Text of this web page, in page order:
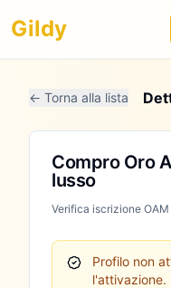
Gildy
← Torna alla lista
Compro Oro
lusso
Verifica iscrizione OAM
Profilo non
l'attivazione.